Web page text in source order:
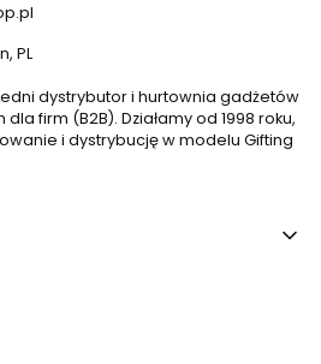
PL
dystrybutor i hurtownia gadżetów
firm (B2B). Działamy od 1998 roku,
i dystrybucję w modelu Gifting